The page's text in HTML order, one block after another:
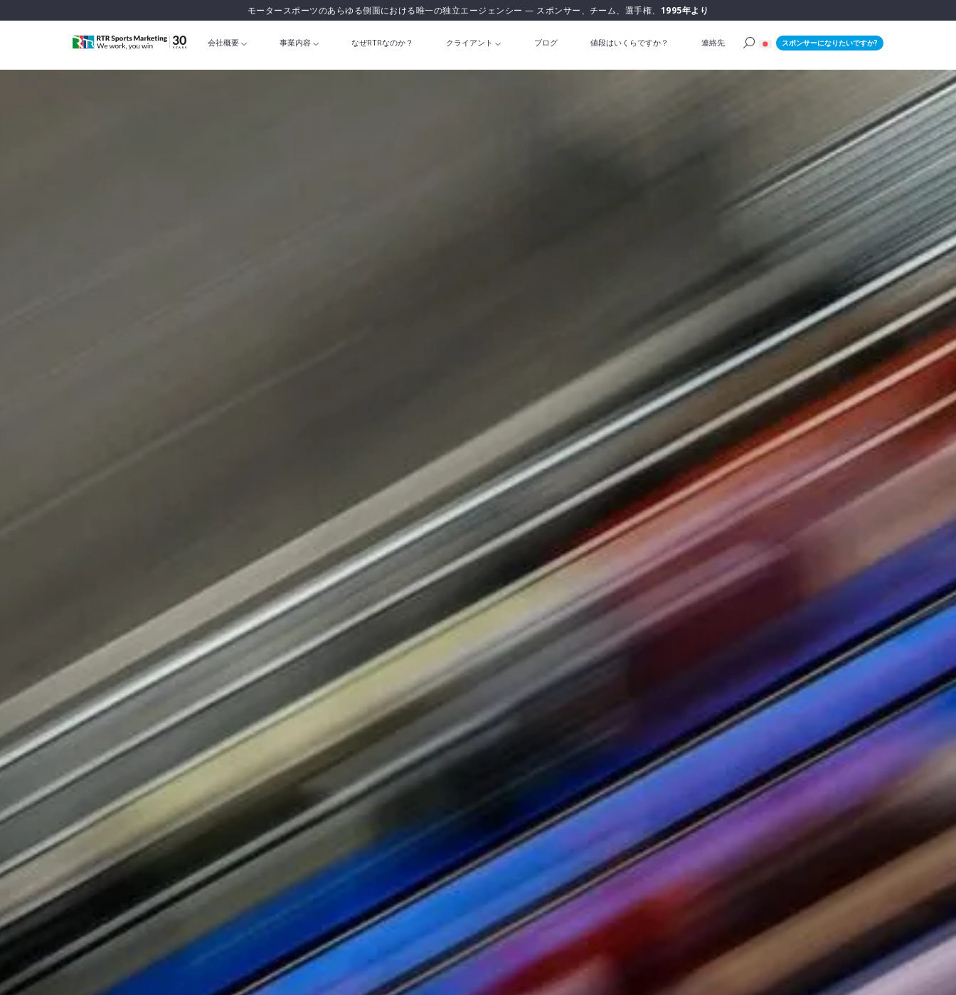
モータースポーツのあらゆる側面における唯一の独立エージェンシー — スポンサー、チーム、選手権、 1995年より
会社概要 事業内容 なぜRTRなのか？ クライアント ブログ 値段はいくらですか？ 連絡先 スポンサーになりたいですか?